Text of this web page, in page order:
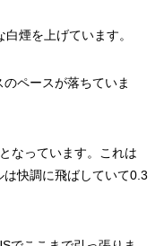
煙を上げています。
ペースが落ちていま
なっています。これは
快調に飛ばしていて0.3